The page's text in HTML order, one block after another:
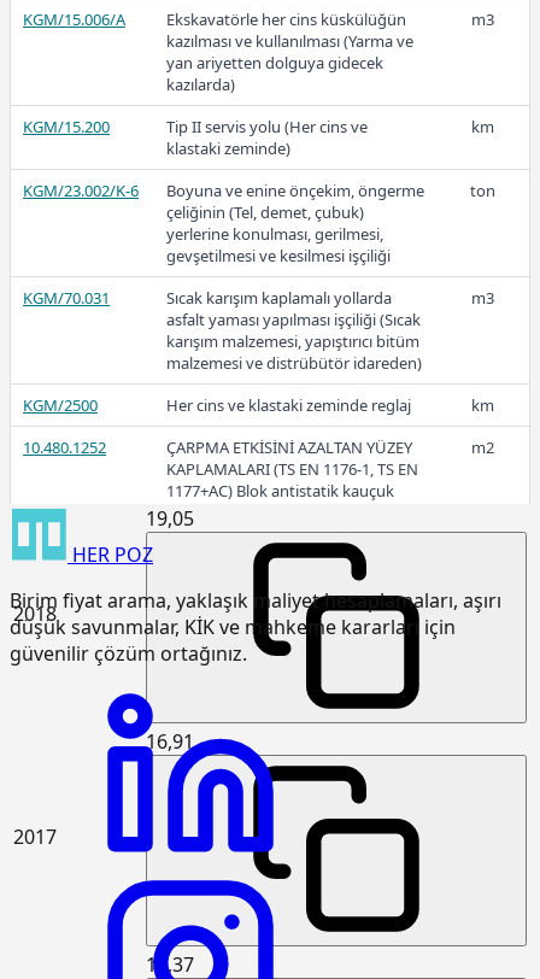
2020
26,65
2019
22,91
2018
19,05
2017
16,91
14,37
(Kırılmış ve elenmiş sert taş ve
modifiye bitüm ile)
5 cm. sıkışmış kalınlıkta 1 m2 asfalt
betonu aşınma tabakası yapılması
(Kırılmış ve elenmiş ocak taşı ile)
(Tip-1)
KGM/15.006/A
Ekskavatörle her cins küskülüğün
kazılması ve kullanılması (Yarma ve
yan ariyetten dolguya gidecek
kazılarda)
m3
KGM/15.200
Tip II servis yolu (Her cins ve
klastaki zeminde)
km
KGM/23.002/K-6
Boyuna ve enine önçekim, öngerme
çeliğinin (Tel, demet, çubuk)
yerlerine konulması, gerilmesi,
gevşetilmesi ve kesilmesi işçiliği
ton
KGM/70.031
Sıcak karışım kaplamalı yollarda
asfalt yaması yapılması işçiliği (Sıcak
karışım malzemesi, yapıştırıcı bitüm
malzemesi ve distrübütör idareden)
m3
KGM/2500 Her cins ve klastaki zeminde reglaj
km
10.480.1252
ÇARPMA ETKİSİNİ AZALTAN YÜZEY
KAPLAMALARI (TS EN 1176-1, TS EN
1177+AC) Blok antistatik kauçuk
zemin kaplaması 3cm kalınlıkta
m2
15.120.1007
Makine ile patlayıcı madde
kullanmadan sert kaya kazılması
(Serbest kazı)
15.120.1101
Makine ile her derinlik ve her
genişlikte yumuşak ve sert toprak
kazılması (Derin kazı)
Makine ile her derinlik ve her
genişlikte yumuşak ve sert
küskülük kazılması (Derin kazı)
m3
kullanmadan her derinlik ve her
genişlikte sert kaya kazılması (Derin
kazı)
Çakıl temin edilerek, drenaj
yapılması
HER POZ
Birim fiyat arama, yaklaşık maliyet hesaplamaları, aşırı
düşük savunmalar, KİK ve mahkeme kararları için
güvenilir çözüm ortağınız.